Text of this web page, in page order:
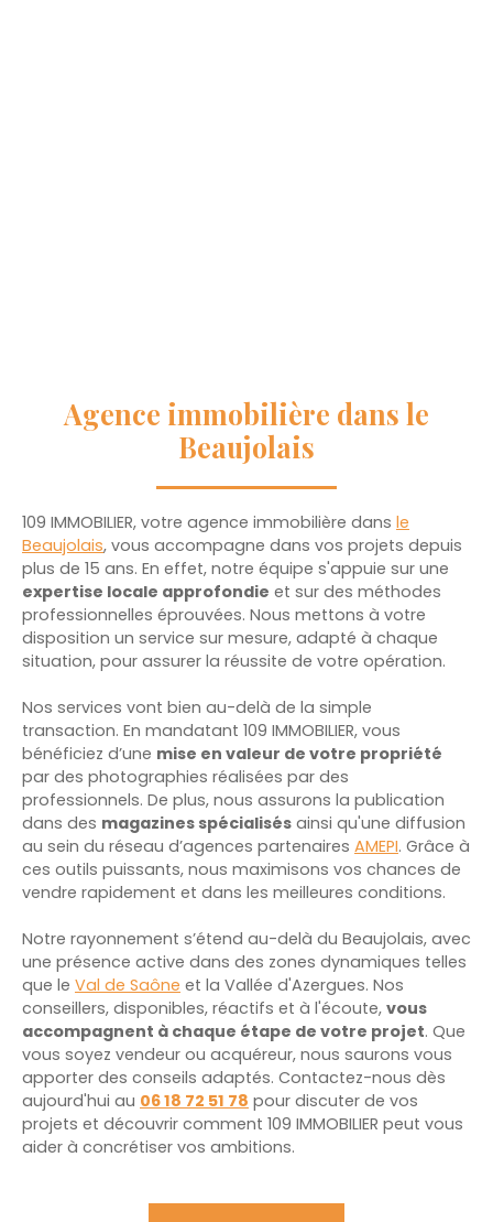
Agence immobilière dans le
Beaujolais
109 IMMOBILIER, votre agence immobilière dans le
Beaujolais, vous accompagne dans vos projets depuis
plus de 15 ans. En effet, notre équipe s'appuie sur une
expertise locale approfondie et sur des méthodes
professionnelles éprouvées. Nous mettons à votre
disposition un service sur mesure, adapté à chaque
situation, pour assurer la réussite de votre opération.
Nos services vont bien au-delà de la simple
transaction. En mandatant 109 IMMOBILIER, vous
bénéficiez d’une mise en valeur de votre propriété
par des photographies réalisées par des
professionnels. De plus, nous assurons la publication
dans des magazines spécialisés ainsi qu'une diffusion
au sein du réseau d’agences partenaires AMEPI. Grâce à
ces outils puissants, nous maximisons vos chances de
vendre rapidement et dans les meilleures conditions.
Notre rayonnement s’étend au-delà du Beaujolais, avec
une présence active dans des zones dynamiques telles
que le Val de Saône et la Vallée d'Azergues. Nos
conseillers, disponibles, réactifs et à l'écoute, vous
accompagnent à chaque étape de votre projet. Que
vous soyez vendeur ou acquéreur, nous saurons vous
apporter des conseils adaptés. Contactez-nous dès
aujourd'hui au 06 18 72 51 78 pour discuter de vos
projets et découvrir comment 109 IMMOBILIER peut vous
aider à concrétiser vos ambitions.